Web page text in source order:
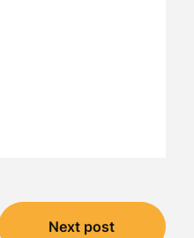
Next post